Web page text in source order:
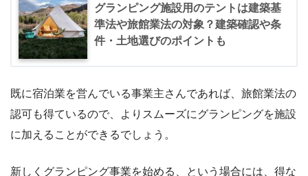
グランピング施設用のテントは建築基
準法や旅館業法の対象？建築確認や条
件・土地選びのポイントも
既に宿泊業を営んでいる事業主さんであれば、旅館業法の
認可も得ているので、よりスムーズにグランピングを施設
に加えることができるでしょう。
新しくグランピング事業を始める、という場合には、得な